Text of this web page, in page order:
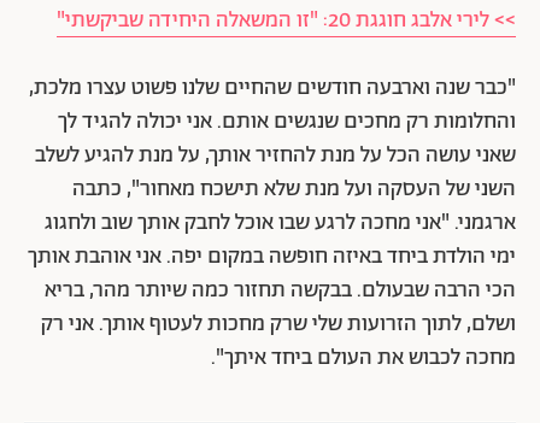
>> לירי אלבג חוגגת 20: "זו המשאלה היחידה שביקשתי"
"כבר שנה וארבעה חודשים שהחיים שלנו פשוט עצרו מלכת,
והחלומות רק מחכים שנגשים אותם. אני יכולה להגיד לך
שאני עושה הכל על מנת להחזיר אותך, על מנת להגיע לשלב
השני של העסקה ועל מנת שלא תישכח מאחור", כתבה
ארגמני. "אני מחכה לרגע שבו אוכל לחבק אותך שוב ולחגוג
ימי הולדת ביחד באיזה חופשה במקום יפה. אני אוהבת אותך
הכי הרבה שבעולם. בבקשה תחזור כמה שיותר מהר, בריא
ושלם, לתוך הזרועות שלי שרק מחכות לעטוף אותך. אני רק
מחכה לכבוש את העולם ביחד איתך".